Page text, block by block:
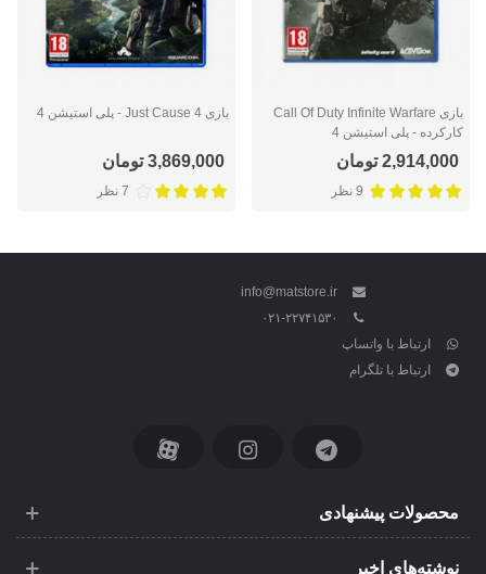
بازی Call Of Duty Infinite Warfare
کارکرده - پلی استیشن 4
2,914,000 تومان
9 نظر
بازی Just Cause 4 - پلی استیشن 4
3,869,000 تومان
7 نظر
info@matstore.ir
۰۲۱-۲۲۷۴۱۵۳۰
ارتباط با واتساپ
ارتباط با تلگرام
محصولات پیشنهادی
نوشته‌های اخیر